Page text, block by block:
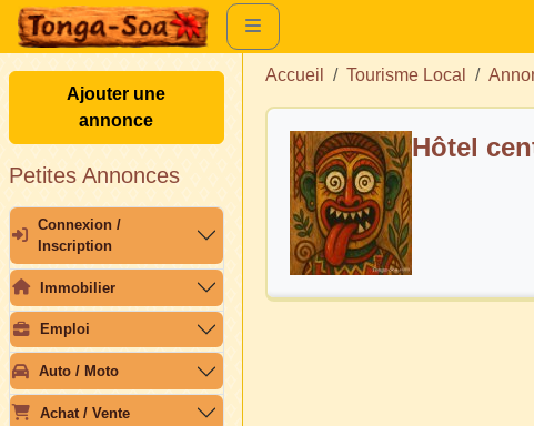
Ajouter une
annonce
Petites Annonces
Connexion /
Inscription
Immobilier
Emploi
Auto / Moto
Achat / Vente
Accueil Tourisme Local
Hôtel